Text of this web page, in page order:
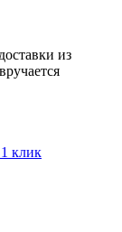
из
клик